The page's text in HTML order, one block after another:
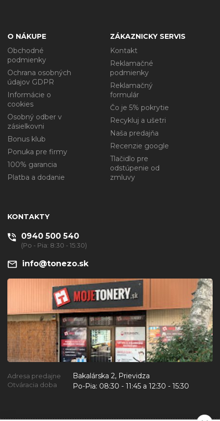
O NÁKUPE
Obchodné
podmienky
Ochrana osobných
údajov GDPR
Informácie o
cookies
Osobný odber v
zásielkovni
Bonus klub
Ponuka pre firmy
100% garancia
Platba a dodanie
ZÁKAZNICKY SERVIS
Kontakt
Reklamačné
podmienky
Reklamačný
formulár
Čo je 5% pokrytie
Recykluj a ušetri
Naša predajňa
Recenzie google
Tlačidlo pre
odstúpenie od
zmluvy
KONTAKTY
0940 500 540
(Po - Pia: 8:30 - 15:30)
info@tonezo.sk
Adresa predajne Bakalárska 2, Prievidza
Otváracia doba Po-Pia: 08:30 - 11:45 a 12:30 - 15:30